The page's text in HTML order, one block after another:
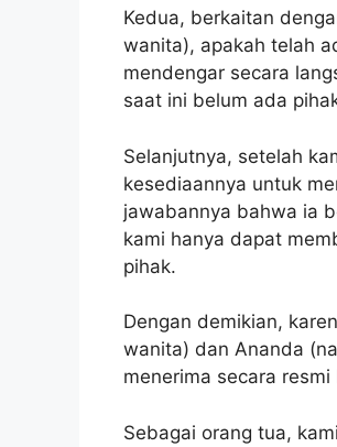
Kedua, berkaitan
wanita), apakah telah
mendengar secara
saat ini belum ada
Selanjutnya, setelah
kesediaannya untuk
jawabannya bahwa ia
kami hanya dapat
pihak.
Dengan demikian,
wanita) dan Ananda
menerima secara
Sebagai orang tua,